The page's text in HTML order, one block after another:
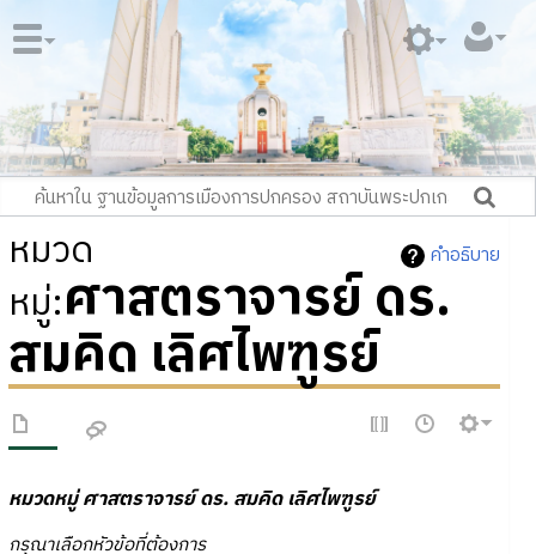
คำอธิบาย
หมวด
หมู่:ศาสตราจารย์ ดร.
สมคิด เลิศไพฑูรย์
หมวดหมู่ศาสตราจารย์ ดร. สมคิด เลิศไพฑูรย์
กรุณาเลือกหัวข้อที่ต้องการ